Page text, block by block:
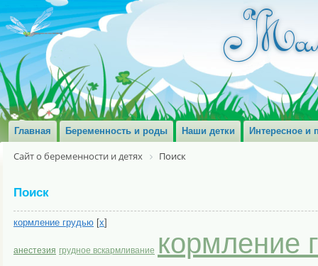
Главная Беременность и роды Наши детки Интересное и
Сайт о беременности и детях Поиск
Поиск
кормление грудью [x]
анестезия грудное вскармливание кормление